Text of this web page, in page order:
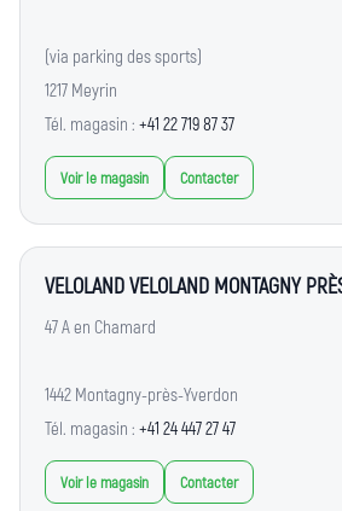
(via parking des sports)
1217 Meyrin
Tél. magasin : +41 22 719 87 37
Voir le magasin Contacter
VELOLAND VELOLAND MONTAGNY
47 A en Chamard
1442 Montagny-près-Yverdon
Tél. magasin : +41 24 447 27 47
Voir le magasin Contacter